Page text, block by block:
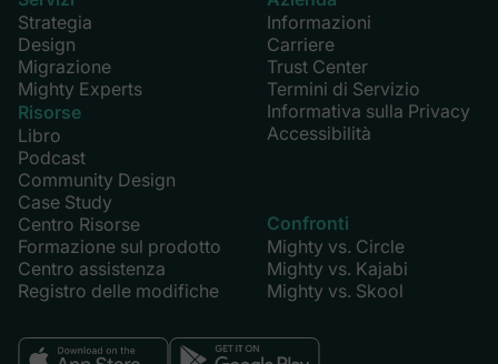
Strategia
Design
Migrazione
Mighty Experts
Risorse
Libro
Podcast
Community Design
Case Study
Centro Risorse
Formazione sul prodotto
Centro assistenza
Registro delle modifiche
Informazioni
Carriere
Trust Center
Termini di Servizio
Informativa sulla Privacy
Accessibilità
Confronti
Mighty vs. Circle
Mighty vs. Kajabi
Mighty vs. Skool